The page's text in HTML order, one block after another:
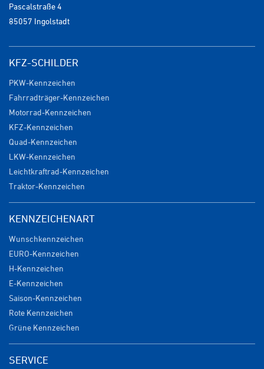
Pascalstraße 4
85057 Ingolstadt
KFZ-SCHILDER
PKW-Kennzeichen
Fahrradträger-Kennzeichen
Motorrad-Kennzeichen
KFZ-Kennzeichen
Quad-Kennzeichen
LKW-Kennzeichen
Leichtkraftrad-Kennzeichen
Traktor-Kennzeichen
KENNZEICHENART
Wunschkennzeichen
EURO-Kennzeichen
H-Kennzeichen
E-Kennzeichen
Saison-Kennzeichen
Rote Kennzeichen
Grüne Kennzeichen
SERVICE